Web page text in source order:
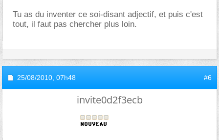
Tu as du inventer ce soi-disant adjectif, et puis c'est
tout, il faut pas chercher plus loin.
25/08/2010, 07h48 #6
invite0d2f3ecb